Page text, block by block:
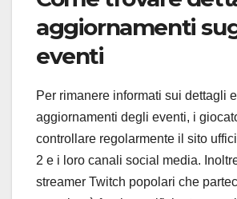
aggiornamenti
eventi
Per rimanere informati sui dettagli
aggiornamenti degli eventi, i
controllare regolarmente il sito
2 e i loro canali social media.
streamer Twitch popolari che